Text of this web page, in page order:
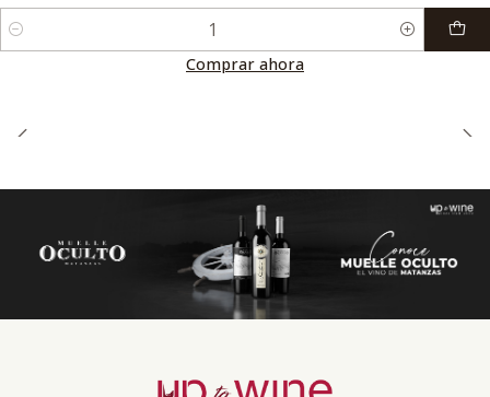
Cantidad
Comprar ahora